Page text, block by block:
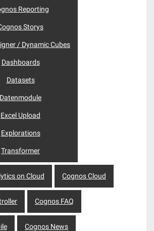
Reporting
Storys
/ Dynamic Cubes
Dashboards
Datasets
Datenmodule
Excel Upload
Explorations
Transformer
on Cloud Cognos Cloud
Cognos FAQ
Cognos News